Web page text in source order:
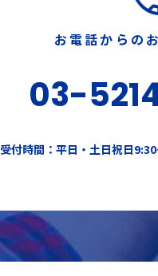
お電話からの
03-
受付時間：平日・土日祝日